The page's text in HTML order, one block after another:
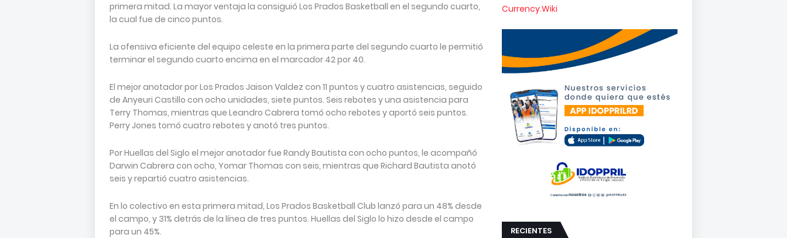
primera mitad. La mayor ventaja la consiguió Los Prados Basketball en el segundo cuarto,
la cual fue de cinco puntos.
La ofensiva eficiente del equipo celeste en la primera parte del segundo cuarto le permitió
terminar el segundo cuarto encima en el marcador 42 por 40.
El mejor anotador por Los Prados Jaison Valdez con 11 puntos y cuatro asistencias, seguido
de Anyeuri Castillo con ocho unidades, siete puntos. Seis rebotes y una asistencia para
Terry Thomas, mientras que Leandro Cabrera tomó ocho rebotes y aportó seis puntos.
Perry Jones tomó cuatro rebotes y anotó tres puntos.
Por Huellas del Siglo el mejor anotador fue Randy Bautista con ocho puntos, le acompañó
Darwin Cabrera con ocho, Yomar Thomas con seis, mientras que Richard Bautista anotó
seis y repartió cuatro asistencias.
En lo colectivo en esta primera mitad, Los Prados Basketball Club lanzó para un 48% desde
el campo, y 31% detrás de la línea de tres puntos. Huellas del Siglo lo hizo desde el campo
para un 45%.
Currency.Wiki
RECIENTES